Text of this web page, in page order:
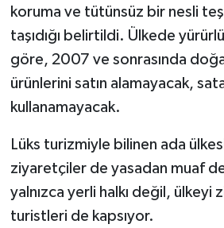
koruma ve tütünsüz bir nesli
taşıdığı belirtildi. Ülkede
göre, 2007 ve sonrasında
ürünlerini satın alamayacak,
kullanamayacak.
Lüks turizmiyle bilinen ada
ziyaretçiler de yasadan muaf
yalnızca yerli halkı değil, ülkeyi
turistleri de kapsıyor.